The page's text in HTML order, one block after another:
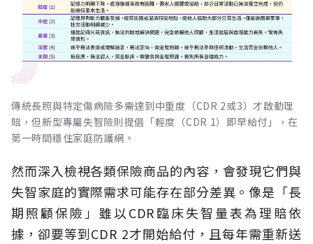
傳統長照與特定傷病險多需達到中重度（CDR 2或3）才啟動理
賠，但新型專屬失智險則提倡「輕度（CDR 1）即早給付」，在
第一時間穩住家庭防護網。
然而深入檢視各類保險商品的內容，會發現它們與
失智家庭的實際需求可能存在部分差異。像是「長
期照顧保險」雖以CDR臨床失智量表為理賠依
據，卻要等到CDR 2才開始給付，且每年需重新送